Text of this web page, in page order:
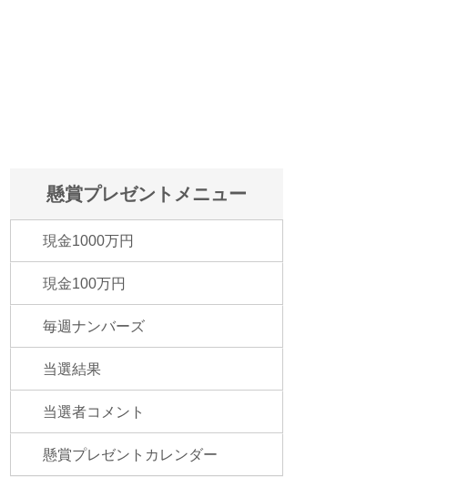
懸賞プレゼントメニュー
現金1000万円
現金100万円
毎週ナンバーズ
当選結果
当選者コメント
懸賞プレゼントカレンダー